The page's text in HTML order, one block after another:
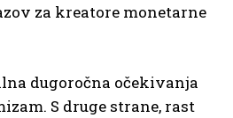
za kreatore monetarne
dugoročna očekivanja
S druge strane, rast